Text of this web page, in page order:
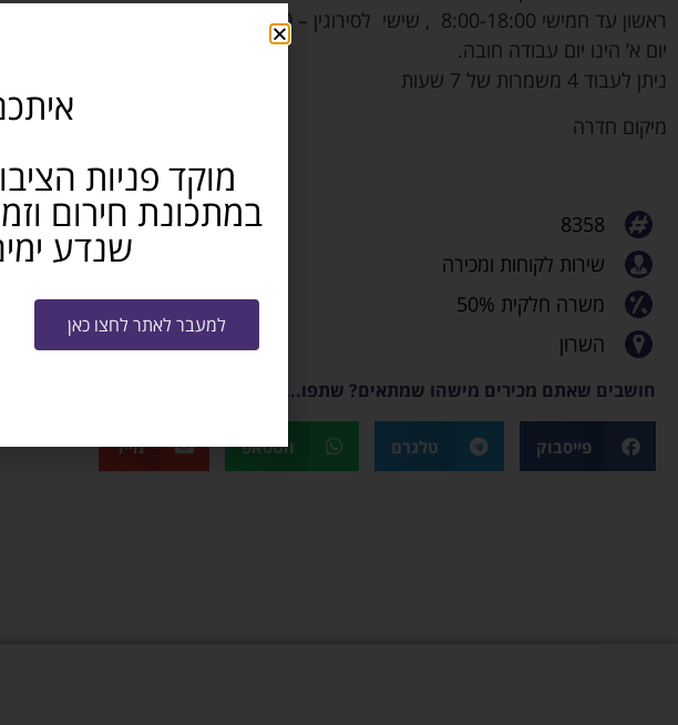
ראשון עד חמישי 8:00-18:00 , שישי לסירוגין – 8:00-13:00
יום א’ הינו יום עבודה חובה.
ניתן לעבוד 4 משמרות של 7 שעות
מיקום חדרה
8358
שירות לקוחות ומכירה
משרה חלקית 50%
השרון
חושבים שאתם מכירים מישהו שמתאים? שתפו...
פייסבוק טלגרם ווטסאפ מייל
מוקד פניות
שנדע
למעבר לאתר לחצו כאן